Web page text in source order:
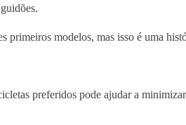
primeiros modelos, mas isso é uma
preferidos pode ajudar a